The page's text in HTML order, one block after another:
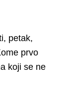
petak,
prvo
koji se ne